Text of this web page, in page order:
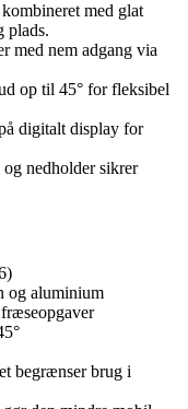
med glat
plads.
med nem adgang via
op til 45° for fleksibel
digitalt display for
nedholder sikrer
og aluminium
begrænser brug i